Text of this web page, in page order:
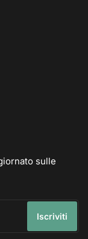
sulle
Iscriviti